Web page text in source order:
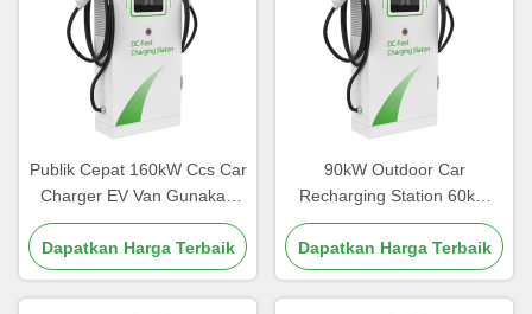
Publik Cepat 160kW Ccs Car
Charger EV Van Gunakan
60-360kW Aluminium Alloy
Material
Dapatkan Harga Terbaik
90kW Outdoor Car
Recharging Station 60kW
Pengisi daya daya tinggi CE
Dapatkan Harga Terbaik